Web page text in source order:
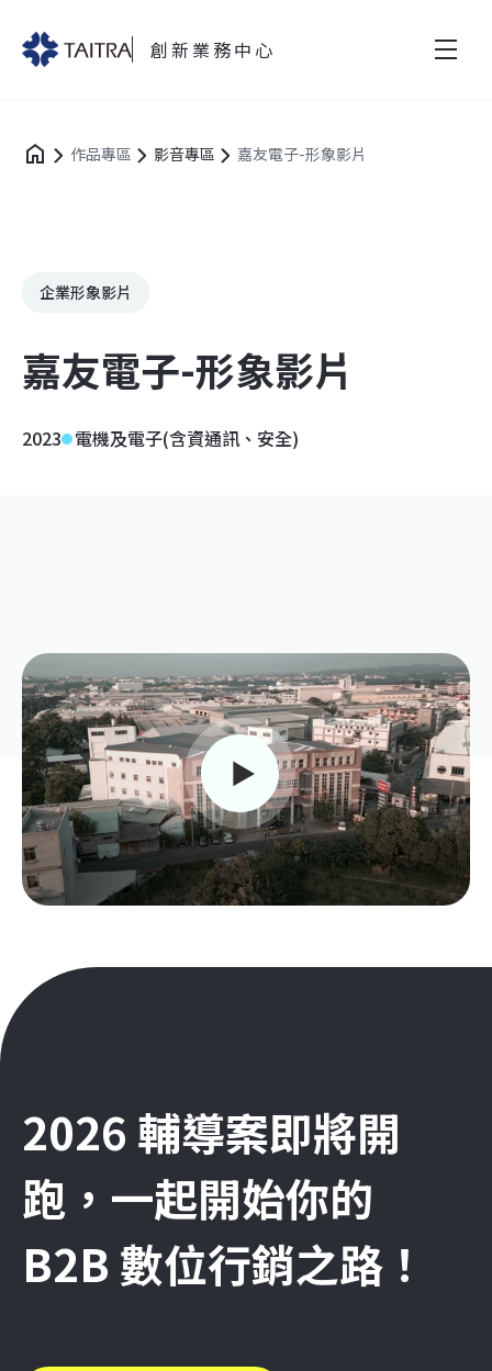
創新業務中心
作品專區 影音專區 嘉友電子-形象影片
企業形象影片
嘉友電子-形象影片
2023 電機及電子(含資通訊、安全)
2026 輔導案即將開
跑，一起開始你的
B2B 數位行銷之路！